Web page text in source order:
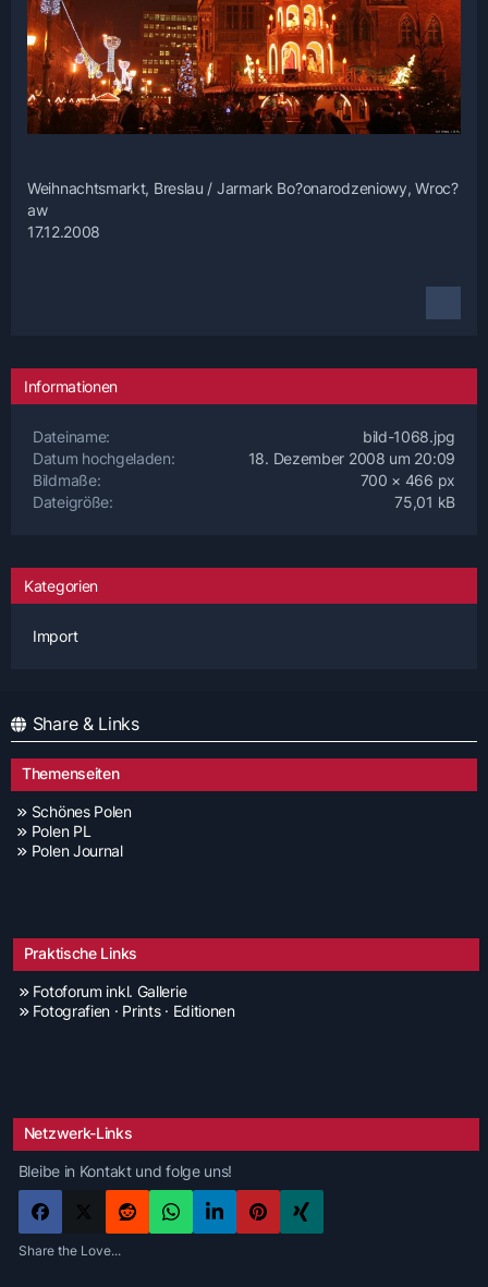
Weihnachtsmarkt, Breslau / Jarmark Bo?onarodzeniowy, Wroc?
aw
17.12.2008
Informationen
Dateiname
bild-1068.jpg
Datum hochgeladen
18. Dezember 2008 um 20:09
Bildmaße
700 × 466 px
Dateigröße
75,01 kB
Kategorien
Import
Share & Links
Themenseiten
Schönes Polen
Polen PL
Polen Journal
Praktische Links
Fotoforum inkl. Gallerie
Fotografien · Prints · Editionen
Netzwerk-Links
Bleibe in Kontakt und folge uns!
Share the Love...